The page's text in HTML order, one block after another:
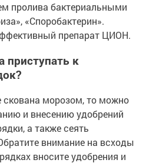
пролива бактериальными
, «Споробактерин».
препарат ЦИОН.
приступать к
скована морозом, то можно
и внесению удобрений
а также сеять
внимание на всходы
вносите удобрения и